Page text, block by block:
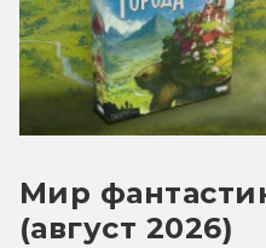
Мир
(август 2026)